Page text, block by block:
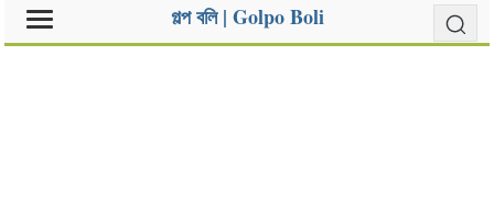
গল্প বলি | Golpo Boli